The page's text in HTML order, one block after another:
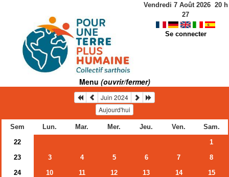
Vendredi 7 Août 2026 20h
27
Se connecter
Menu (ouvrir/fermer)
Juin 2024
Aujourd'hui
Sem Lun. Mar. Mer. Jeu. Ven.
Sam.
22
1
23
3 4 5 6 7
8
24
10 11 12 13 14
15